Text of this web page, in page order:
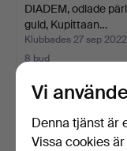
DIADEM, odlade
guld, Kupittaan…
Klubbades 27 sep 2022
8 bud
Bevaka sökning
Vi
Denna tjänst är
Vissa cookies